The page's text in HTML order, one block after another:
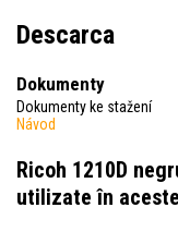
Descarca
Dokumenty
Dokumenty ke stažení
Návod
Ricoh 1210D
utilizate în